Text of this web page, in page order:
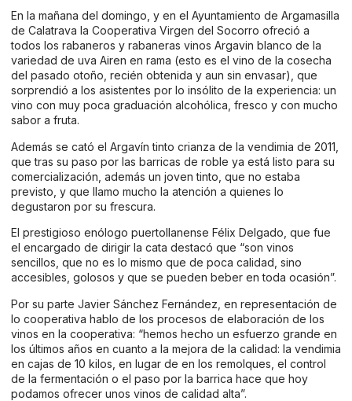
En la mañana del domingo, y en el Ayuntamiento de Argamasilla
de Calatrava la Cooperativa Virgen del Socorro ofreció a
todos los rabaneros y rabaneras vinos Argavin blanco de la
variedad de uva Airen en rama (esto es el vino de la cosecha
del pasado otoño, recién obtenida y aun sin envasar), que
sorprendió a los asistentes por lo insólito de la experiencia: un
vino con muy poca graduación alcohólica, fresco y con mucho
sabor a fruta.
Además se cató el Argavín tinto crianza de la vendimia de 2011,
que tras su paso por las barricas de roble ya está listo para su
comercialización, además un joven tinto, que no estaba
previsto, y que llamo mucho la atención a quienes lo
degustaron por su frescura.
El prestigioso enólogo puertollanense Félix Delgado, que fue
el encargado de dirigir la cata destacó que “son vinos
sencillos, que no es lo mismo que de poca calidad, sino
accesibles, golosos y que se pueden beber en toda ocasión”.
Por su parte Javier Sánchez Fernández, en representación de
lo cooperativa hablo de los procesos de elaboración de los
vinos en la cooperativa: “hemos hecho un esfuerzo grande en
los últimos años en cuanto a la mejora de la calidad: la vendimia
en cajas de 10 kilos, en lugar de en los remolques, el control
de la fermentación o el paso por la barrica hace que hoy
podamos ofrecer unos vinos de calidad alta”.